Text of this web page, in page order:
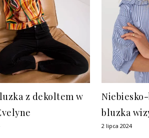
z dekoltem w
Niebiesko-
bluzka
2 lipca 2024